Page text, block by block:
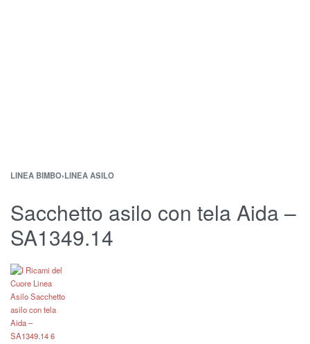
LINEA BIMBO›LINEA ASILO
Sacchetto asilo con tela Aida –
SA1349.14